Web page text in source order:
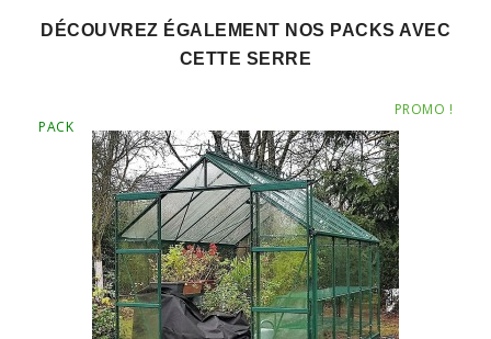
DÉCOUVREZ ÉGALEMENT NOS PACKS AVEC
CETTE SERRE
PROMO !
PACK